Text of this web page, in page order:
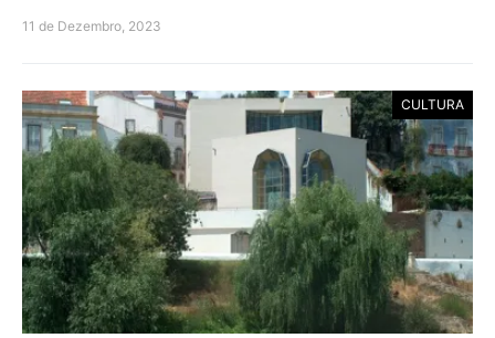
11 de Dezembro, 2023
CULTURA